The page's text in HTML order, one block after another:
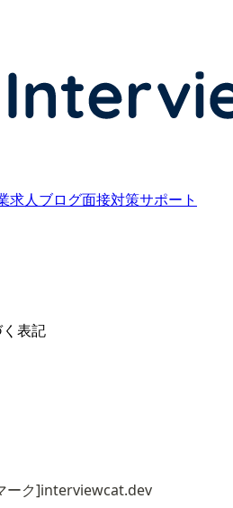
求人 ブログ面接対策サポート
表記
ーク]interviewcat.dev